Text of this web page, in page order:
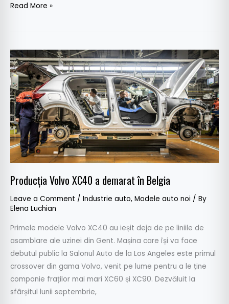
Read More »
Producția Volvo XC40 a demarat în Belgia
Leave a Comment / Industrie auto, Modele auto noi / By
Elena Luchian
Primele modele Volvo XC40 au ieșit deja de pe liniile de
asamblare ale uzinei din Gent. Mașina care își va face
debutul public la Salonul Auto de la Los Angeles este primul
crossover din gama Volvo, venit pe lume pentru a le ține
companie fraților mai mari XC60 și XC90. Dezvăluit la
sfârșitul lunii septembrie,
Producția
Volvo
XC40
a
demarat
în
Belgia